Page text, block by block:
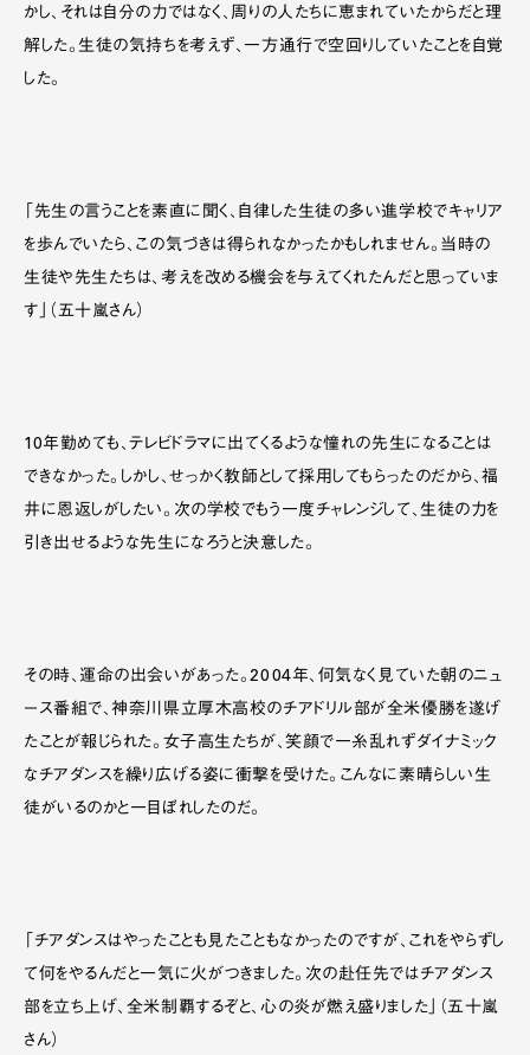
かし、それは自分の力ではなく、周りの人たちに恵まれていたからだと理
解した。生徒の気持ちを考えず、一方通行で空回りしていたことを自覚
した。
「先生の言うことを素直に聞く、自律した生徒の多い進学校でキャリア
を歩んでいたら、この気づきは得られなかったかもしれません。当時の
生徒や先生たちは、考えを改める機会を与えてくれたんだと思っていま
す」（五十嵐さん）
10年勤めても、テレビドラマに出てくるような憧れの先生になることは
できなかった。しかし、せっかく教師として採用してもらったのだから、福
井に恩返しがしたい。次の学校でもう一度チャレンジして、生徒の力を
引き出せるような先生になろうと決意した。
その時、運命の出会いがあった。2004年、何気なく見ていた朝のニュ
ース番組で、神奈川県立厚木高校のチアドリル部が全米優勝を遂げ
たことが報じられた。女子高生たちが、笑顔で一糸乱れずダイナミック
なチアダンスを繰り広げる姿に衝撃を受けた。こんなに素晴らしい生
徒がいるのかと一目ぼれしたのだ。
「チアダンスはやったことも見たこともなかったのですが、これをやらずし
て何をやるんだと一気に火がつきました。次の赴任先ではチアダンス
部を立ち上げ、全米制覇するぞと、心の炎が燃え盛りました」（五十嵐
さん）